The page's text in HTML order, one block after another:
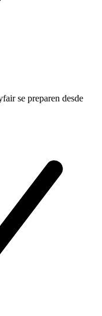
se preparen desde